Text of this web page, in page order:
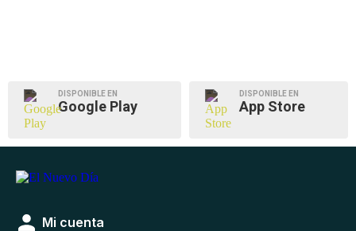
DISPONIBLE EN
Google Play
DISPONIBLE EN
App Store
Mi cuenta